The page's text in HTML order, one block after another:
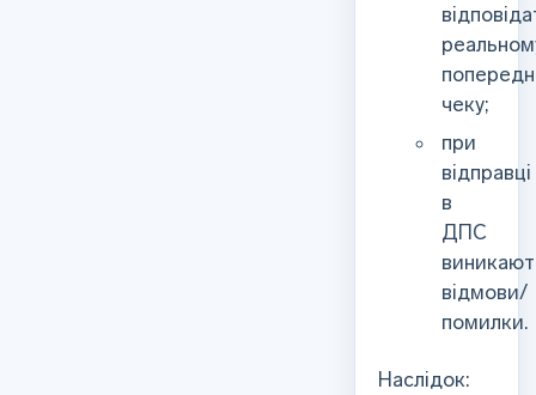
чеку;
при
відправці
в
ДПС
відмови/
помилки.
Наслідок: